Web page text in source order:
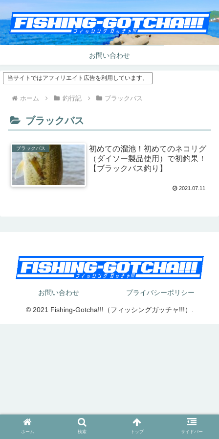
お問い合わせ
当サイトではアフィリエイト広告を利用しています。
ホーム 釣行記 ブラックバス
ブラックバス
ブラックバス
初めての溜池！初めてのネコリグ
（ダイソー製品使用）で初釣果！
【ブラックバス釣り】
2021.07.11
お問い合わせ プライバシーポリシー
© 2021 Fishing-Gotcha!!!（フィッシングガッチャ!!!）.
ホーム 検索 トップ サイドバー